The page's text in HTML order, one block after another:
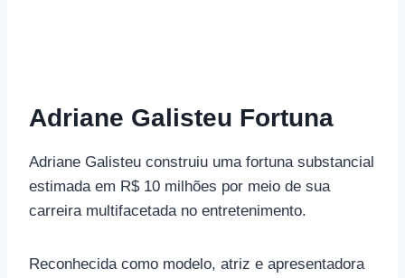
Adriane Galisteu Fortuna
Adriane Galisteu construiu uma fortuna substancial
estimada em R$ 10 milhões por meio de sua
carreira multifacetada no entretenimento.
Reconhecida como modelo, atriz e apresentadora